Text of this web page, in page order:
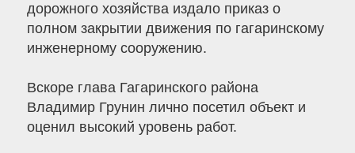
дорожного хозяйства издало приказ о
полном закрытии движения по гагаринскому
инженерному сооружению.
Вскоре глава Гагаринского района
Владимир Грунин лично посетил объект и
оценил высокий уровень работ.